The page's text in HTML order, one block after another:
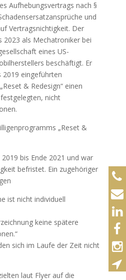
Aufhebungsvertrags nach §
und
Vertragsnichtigkeit. Der
2023 als Mechatroniker bei
eines US-
beschäftigt. Er
2019 eingeführten
& Redesign“ einen
nicht
„Reset &
bis Ende 2021 und war
befristet. Ein zugehöriger
ist nicht individuell
keine spätere
sich im Laufe der Zeit nicht
laut Flyer auf die